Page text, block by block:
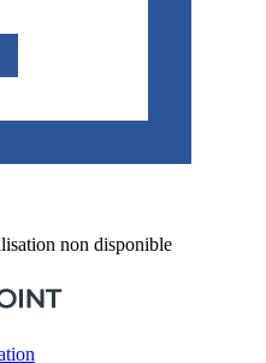
non disponible